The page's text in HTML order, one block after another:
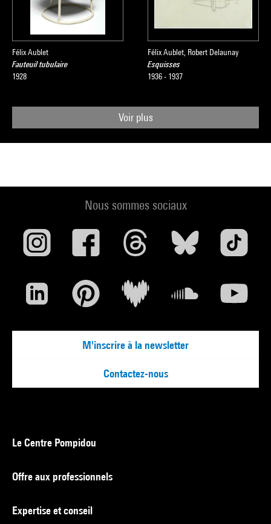
Félix Aublet
Fauteuil tubulaire
1928
Félix Aublet, Robert Delaunay
Esquisses
1936 - 1937
Voir plus
Nous sommes sociaux
M'inscrire à la newsletter
Contactez-nous
Le Centre Pompidou
Offre aux professionnels
Expertise et conseil